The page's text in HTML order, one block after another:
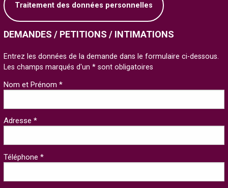
Traitement des données personnelles
DEMANDES / PETITIONS / INTIMATIONS
Entrez les données de la demande dans le formulaire ci-dessous.
Les champs marqués d'un * sont obligatoires
Nom et Prénom *
Adresse *
Téléphone *